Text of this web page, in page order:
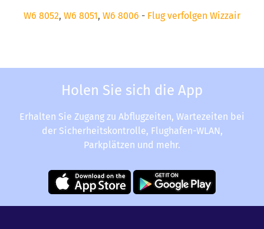
W6 8052, W6 8051, W6 8006 - Flug verfolgen Wizzair
Holen Sie sich die App
Erhalten Sie Zugang zu Abflugzeiten, Wartezeiten bei
der Sicherheitskontrolle, Flughafen-WLAN,
Parkplätzen und mehr.